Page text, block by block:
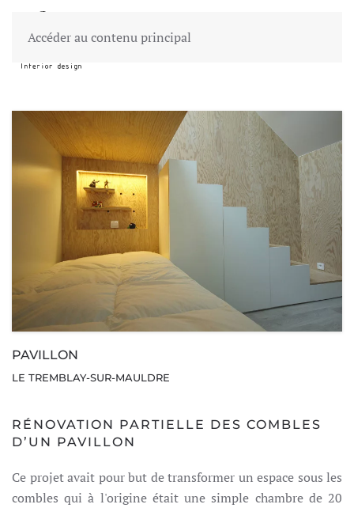
Accéder au contenu principal
PAVILLON
LE TREMBLAY-SUR-MAULDRE
RÉNOVATION PARTIELLE DES COMBLES
D’UN PAVILLON
Ce projet avait pour but de transformer un espace sous les
combles qui à l'origine était une simple chambre de 20